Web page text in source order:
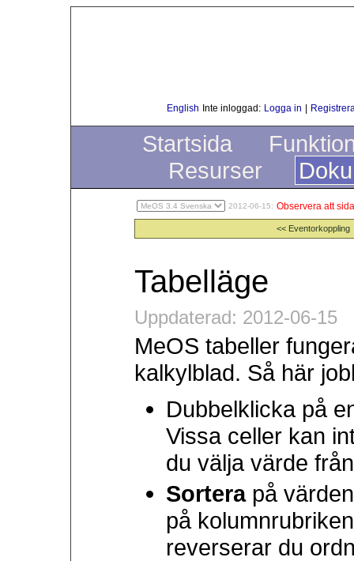
English Inte inloggad: Logga in
Startsida
Resurser
2012-06-15: Observera att
<< Eventorkoppling
Tabelläge
Uppdaterad: 2012-06-15
MeOS tabeller
kalkylblad. Så här
Dubbelklicka på
Vissa celler kan
du välja värde
Sorterapå
på
reverserar du